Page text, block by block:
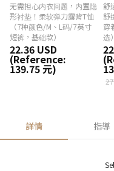
无需担心内衣问题，内置隐
形衬垫！柔软弹力露背T恤
（7种颜色/M、L码/7英寸
短裤，基础款）
22.36 USD
(Reference:
139.75 元)
舒
舒
穿
选）
詳情 指導